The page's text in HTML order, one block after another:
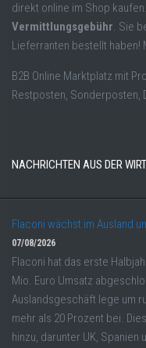
direkt online im Shop
Vermittlungsgebühr. Sie
Lieferranten bestellt haben!
B2B Online Marktplatz mit
Restposten, Sonderposten,
NACHRICHTEN AUS DER
Flaconi wächst im Ausland
07/08/2026
Flaconi hat das erste
Mio. Euro Umsatz
Auslandsgeschäft lege um
mehr als 20 Prozent bei.
hinzu, darunter UK,